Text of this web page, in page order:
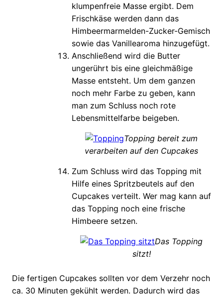
klumpenfreie Masse ergibt. Dem
Frischkäse werden dann das
Himbeermarmelden-Zucker-Gemisch
sowie das Vanillearoma hinzugefügt.
Anschließend wird die Butter
ungerührt bis eine gleichmäßige
Masse entsteht. Um dem ganzen
noch mehr Farbe zu geben, kann
man zum Schluss noch rote
Lebensmittelfarbe beigeben.
Topping bereit zum
verarbeiten auf den Cupcakes
Zum Schluss wird das Topping mit
Hilfe eines Spritzbeutels auf den
Cupcakes verteilt. Wer mag kann auf
das Topping noch eine frische
Himbeere setzen.
Das Topping
sitzt!
Die fertigen Cupcakes sollten vor dem Verzehr noch
ca. 30 Minuten gekühlt werden. Dadurch wird das